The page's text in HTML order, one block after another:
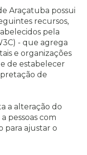
Araçatuba possui
recursos,
pela
- que agrega
e organizações
de estabelecer
de
a alteração do
pessoas com
para ajustar o